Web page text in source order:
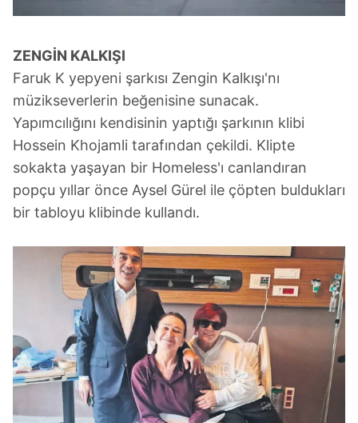
ZENGİN KALKIŞI
Faruk K yepyeni şarkısı Zengin Kalkışı'nı
müzikseverlerin beğenisine sunacak.
Yapımcılığını kendisinin yaptığı şarkının klibi
Hossein Khojamli tarafından çekildi. Klipte
sokakta yaşayan bir Homeless'ı canlandıran
popçu yıllar önce Aysel Gürel ile çöpten buldukları
bir tabloyu klibinde kullandı.